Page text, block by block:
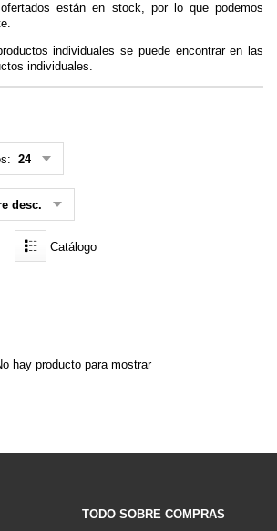
están en stock, por lo que podemos
individuales se puede encontrar en las
individuales.
24
desc.
Catálogo
hay producto para mostrar
TODO SOBRE COMPRAS